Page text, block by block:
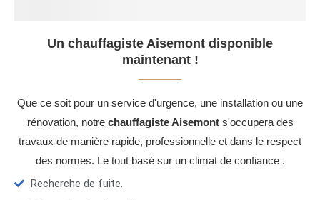
Un chauffagiste Aisemont disponible
maintenant !
Que ce soit pour un service d'urgence, une installation ou une
rénovation, notre chauffagiste Aisemonts'occupera des
travaux de manière rapide, professionnelle et dans le respect
des normes. Le tout basé sur un climat de confiance .
Recherche de fuite.